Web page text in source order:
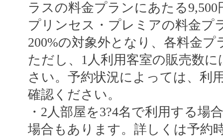
ラスの料金プランにあたる9,500
プリンセス・プレミアの料金プ
200%の対象外となり、各料金
ただし、1人利用客室の販売数
さい。予約状況によっては、利
確認ください。
・2人部屋を3?4名で利用する
場合もあります。詳しくは予約